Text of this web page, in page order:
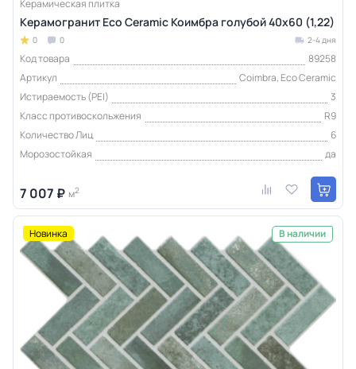
Керамическая плитка
Керамогранит Eco Ceramic Коимбра голубой 40x60 (1,22)
0 0 2-4 дня
Код товара
89258
Артикул
Coimbra, Eco Ceramic
Истираемость (PEI)
3
Класс противоскольжения
R9
Количество Лиц
6
Морозостойкая
да
7 007 ₽ м2
Новинка В наличии